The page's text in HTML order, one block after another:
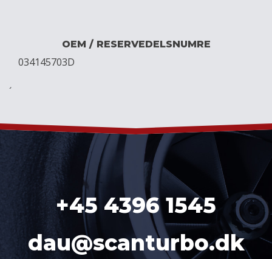
OEM / RESERVEDELSNUMRE
034145703D
´
+45 4396 1545
dau@scanturbo.dk